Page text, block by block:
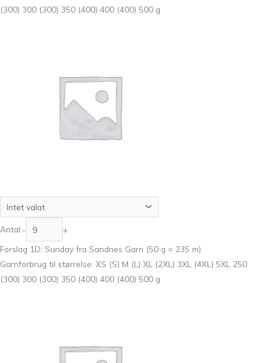
(300) 300 (300) 350 (400) 400 (400) 500 g
Antal:-
+
Forslag 1D: Sunday fra Sandnes Garn (50 g = 235 m)
Garnforbrug til størrelse: XS (S) M (L) XL (2XL) 3XL (4XL) 5XL 250
(300) 300 (300) 350 (400) 400 (400) 500 g